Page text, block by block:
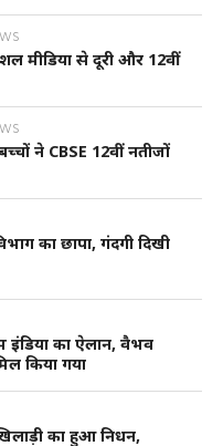
मीडिया से दूरी और 12वीं
ने CBSE 12वीं नतीजों
का छापा, गंदगी दिखी
इंडिया का ऐलान, वैभव
किया गया
का हुआ निधन,